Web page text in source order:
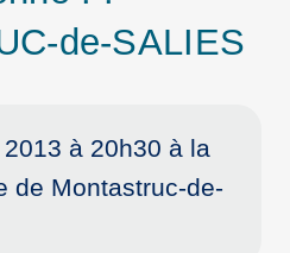
de-SALIES
à 20h30 à la
de Montastruc-de-